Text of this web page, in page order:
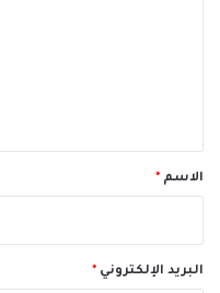
*الاسم *
البريد الإلكتروني *